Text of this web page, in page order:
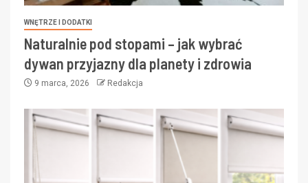
WNĘTRZE I DODATKI
Naturalnie pod stopami – jak wybrać
dywan przyjazny dla planety i zdrowia
9 marca, 2026 Redakcja